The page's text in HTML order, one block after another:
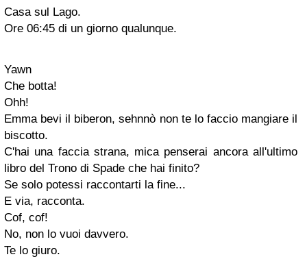
Casa sul Lago.
Ore 06:45 di un giorno qualunque.
Yawn
Che botta!
Ohh!
Emma bevi il biberon, sehnnò non te lo faccio mangiare il
biscotto.
C'hai una faccia strana, mica penserai ancora all'ultimo
libro del Trono di Spade che hai finito?
Se solo potessi raccontarti la fine...
E via, racconta.
Cof, cof!
No, non lo vuoi davvero.
Te lo giuro.